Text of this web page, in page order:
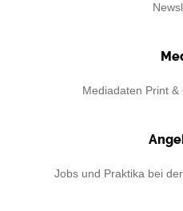
Mediadaten Print &
Jobs und Praktika bei